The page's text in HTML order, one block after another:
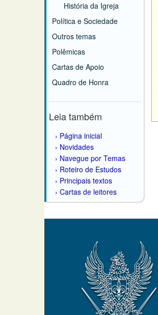
História da Igreja
Política e Sociedade
Outros temas
Polêmicas
Cartas de Apoio
Quadro de Honra
Leia também
Página inicial
Novidades
Navegue por Temas
Roteiro de Estudos
Principais textos
Cartas de leitores